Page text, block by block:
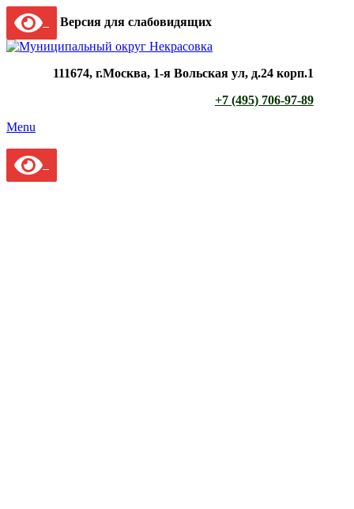
Версия для слабовидящих
111674, г.Москва, 1-я Вольская ул, д.24 корп.1
+7 (495) 706-97-89
Menu